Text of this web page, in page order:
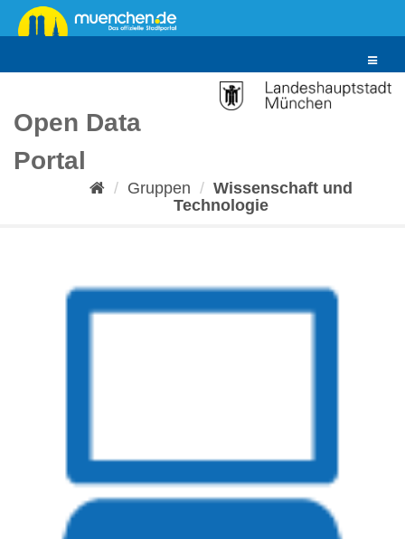
Überspringen
zum
Toggle
Open Data
Portal
Gruppen
Wissenschaft und
Technologie